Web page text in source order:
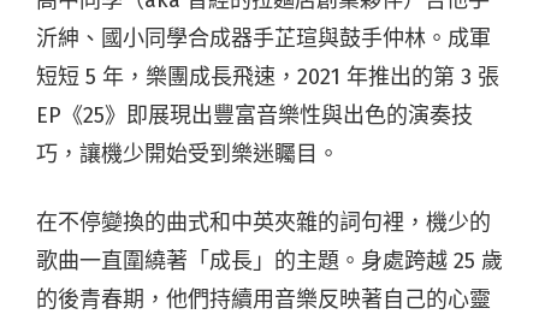
沂紳、國小同學合成器手芷瑄與鼓手仲林。成軍
短短 5 年，樂團成長飛速，2021 年推出的第 3 張
EP《25》即展現出豐富音樂性與出色的演奏技
巧，讓機少開始受到樂迷矚目。
在不停變換的曲式和中英夾雜的詞句裡，機少的
歌曲一直圍繞著「成長」的主題。身處跨越 25 歲
的後青春期，他們持續用音樂反映著自己的心靈